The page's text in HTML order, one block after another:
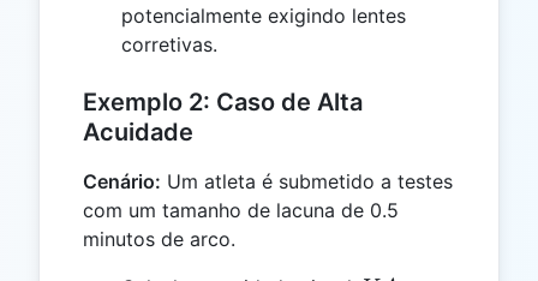
potencialmente exigindo lentes
corretivas.
Exemplo 2: Caso de Alta
Acuidade
Cenário: Um atleta é submetido a testes
com um tamanho de lacuna de 0.5
minutos de arco.